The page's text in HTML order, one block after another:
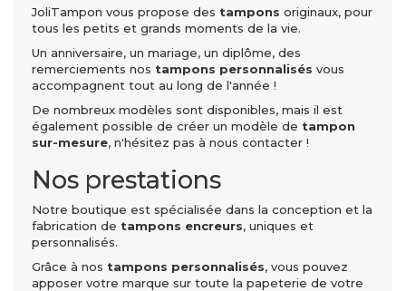
JoliTampon vous propose des tampons originaux, pour
tous les petits et grands moments de la vie.
Un anniversaire, un mariage, un diplôme, des
remerciements nos tampons personnalisés vous
accompagnent tout au long de l'année !
De nombreux modèles sont disponibles, mais il est
également possible de créer un modèle de tampon
sur-mesure, n'hésitez pas à nous contacter !
Nos prestations
Notre boutique est spécialisée dans la conception et la
fabrication de tampons encreurs, uniques et
personnalisés.
Grâce à nos tampons personnalisés, vous pouvez
apposer votre marque sur toute la papeterie de votre